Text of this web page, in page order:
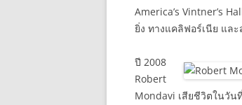
America’s Vintner’s
ยิ่ง ทางแคลิฟอร์เนีย แล
ปี 2008
Robert
Mondavi เสียชีวิตในวัน